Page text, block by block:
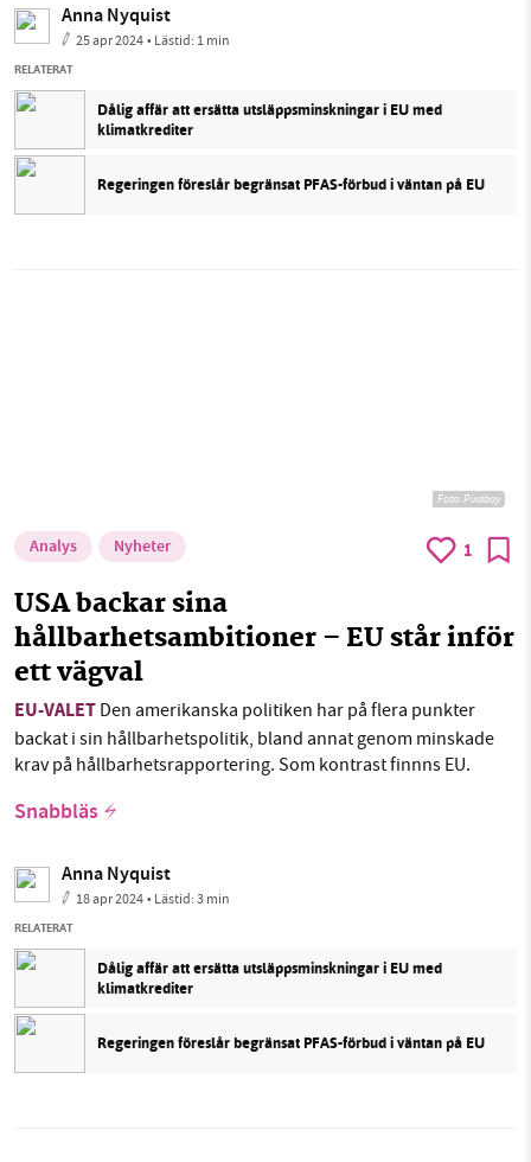
Anna Nyquist
25 apr 2024• Lästid: 1 min
RELATERAT
Dålig affär att ersätta utsläppsminskningar i EU med
klimatkrediter
Regeringen föreslår begränsat PFAS-förbud i väntan på EU
Foto:Pixabay
Analys Nyheter 1
USA backar sina
hållbarhetsambitioner – EU står inför
ett vägval
EU-VALET Den amerikanska politiken har på flera punkter
backat i sin hållbarhetspolitik, bland annat genom minskade
krav på hållbarhetsrapportering. Som kontrast finnns EU.
Snabbläs
Anna Nyquist
18 apr 2024• Lästid:3 min
RELATERAT
Dålig affär att ersätta utsläppsminskningar i EU med
klimatkrediter
Regeringen föreslår begränsat PFAS-förbud i väntan på EU